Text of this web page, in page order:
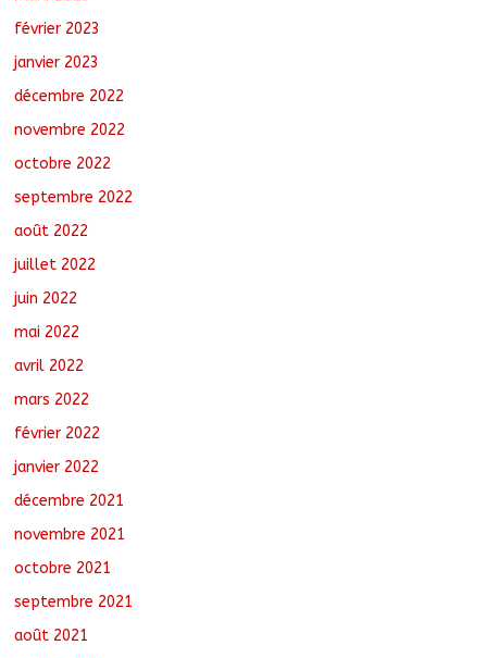
février 2023
janvier 2023
décembre 2022
novembre 2022
octobre 2022
septembre 2022
août 2022
juillet 2022
juin 2022
mai 2022
avril 2022
mars 2022
février 2022
janvier 2022
décembre 2021
novembre 2021
octobre 2021
septembre 2021
août 2021